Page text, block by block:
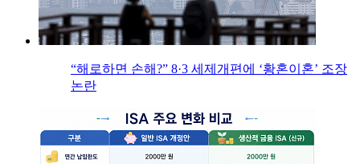
“해로하면 손해?” 8·3 세제개편에 ‘황혼이혼’ 조장
논란